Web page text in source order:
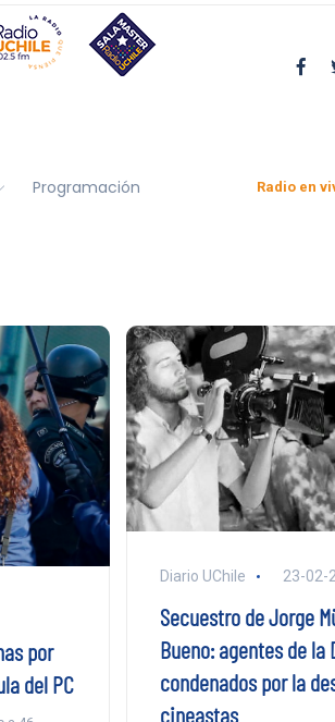
Programación Radio en
por
del PC
Diario UChile 23-02-
Secuestro de Jorge
Bueno: agentes de la
condenados por la
cineastas